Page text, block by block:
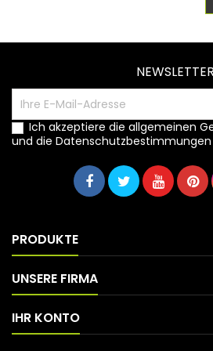
NEWSLETTER
Ich akzeptiere die allgemeinen
und die Datenschutzbestimmungen
PRODUKTE
UNSERE FIRMA
IHR KONTO